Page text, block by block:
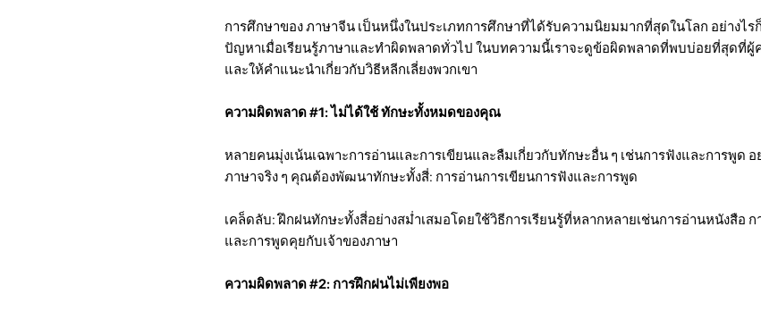
การศึกษาของ ภาษาจีน เป็นหนึ่งในประเภทการศึกษาที่ได้รับความนิยมมากที่สุดในโลก อย่างไ
ปัญหาเมื่อเรียนรู้ภาษาและทำผิดพลาดทั่วไป ในบทความนี้เราจะดูข้อผิดพลาดที่พบบ่อยที่สุดที่ผู้
และให้คำแนะนำเกี่ยวกับวิธีหลีกเลี่ยงพวกเขา
ความผิดพลาด #1: ไม่ได้ใช้ ทักษะทั้งหมดของคุณ
หลายคนมุ่งเน้นเฉพาะการอ่านและการเขียนและลืมเกี่ยวกับทักษะอื่น ๆ เช่นการฟังและการพูด
ภาษาจริง ๆ คุณต้องพัฒนาทักษะทั้งสี่: การอ่านการเขียนการฟังและการพูด
เคล็ดลับ: ฝึกฝนทักษะทั้งสี่อย่างสม่ำเสมอโดยใช้วิธีการเรียนรู้ที่หลากหลายเช่นการอ่านหนังสือ ก
และการพูดคุยกับเจ้าของภาษา
ความผิดพลาด #2: การฝึกฝนไม่เพียงพอ